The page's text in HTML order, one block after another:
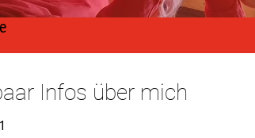
Infos über mich